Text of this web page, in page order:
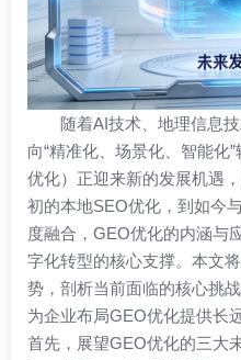
随着AI技术、地理信息
向“精准化、场景化、智能化
优化）正迎来新的发展机遇
初的本地SEO优化，到如今
度融合，GEO优化的内涵与
字化转型的核心支撑。本文
势，剖析当前面临的核心挑
为企业布局GEO优化提供长
首先，展望GEO优化的三大